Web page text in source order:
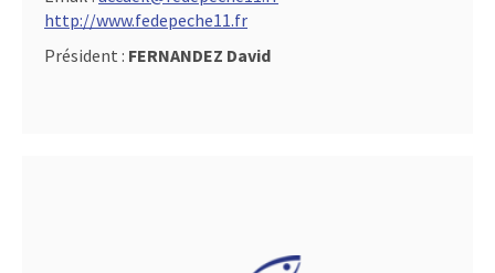
http://www.fedepeche11.fr
Président : FERNANDEZ David